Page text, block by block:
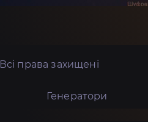
Всі права захищені
Генератори